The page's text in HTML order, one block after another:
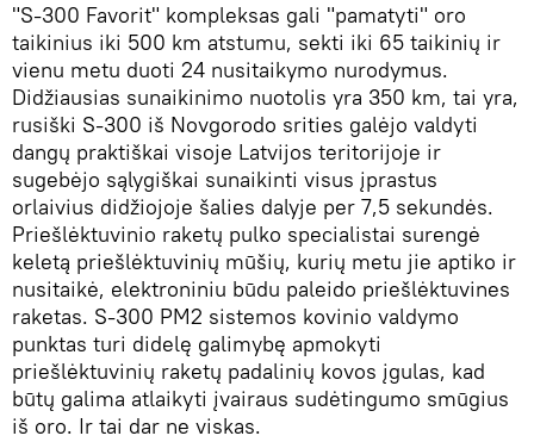
"S-300 Favorit" kompleksas gali "pamatyti" oro
taikinius iki 500 km atstumu, sekti iki 65 taikinių ir
vienu metu duoti 24 nusitaikymo nurodymus.
Didžiausias sunaikinimo nuotolis yra 350 km, tai yra,
rusiški S-300 iš Novgorodo srities galėjo valdyti
dangų praktiškai visoje Latvijos teritorijoje ir
sugebėjo sąlygiškai sunaikinti visus įprastus
orlaivius didžiojoje šalies dalyje per 7,5 sekundės.
Priešlėktuvinio raketų pulko specialistai surengė
keletą priešlėktuvinių mūšių, kurių metu jie aptiko ir
nusitaikė, elektroniniu būdu paleido priešlėktuvines
raketas. S-300 PM2 sistemos kovinio valdymo
punktas turi didelę galimybę apmokyti
priešlėktuvinių raketų padalinių kovos įgulas, kad
būtų galima atlaikyti įvairaus sudėtingumo smūgius
iš oro. Ir tai dar ne viskas.